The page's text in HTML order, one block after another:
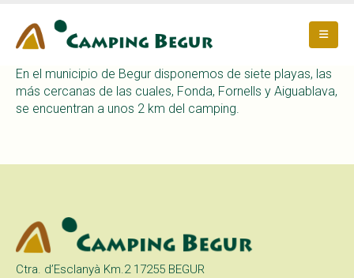
En el municipio de Begur disponemos de siete playas, las
más cercanas de las cuales, Fonda, Fornells y Aiguablava,
se encuentran a unos 2 km del camping.
Ctra. d’Esclanyà Km.2 17255 BEGUR